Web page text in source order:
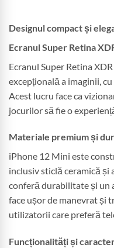
Designul compact și
Ecranul Super Retina
Ecranul Super Retina
excepțională a imaginii,
Acest lucru face ca
jocurilor să fie o
Materiale premium și
iPhone 12 Mini este
inclusiv sticlă ceramică și
conferă durabilitate și un
face ușor de manevrat și
utilizatorii care preferă
Funcționalități și